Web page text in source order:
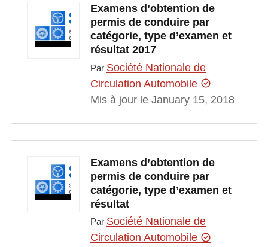
Examens d’obtention de
permis de conduire par
catégorie, type d’examen et
résultat 2017
Par Société Nationale de
Circulation Automobile
Mis à jour le January 15, 2018
Examens d’obtention de
permis de conduire par
catégorie, type d’examen et
résultat
Par Société Nationale de
Circulation Automobile